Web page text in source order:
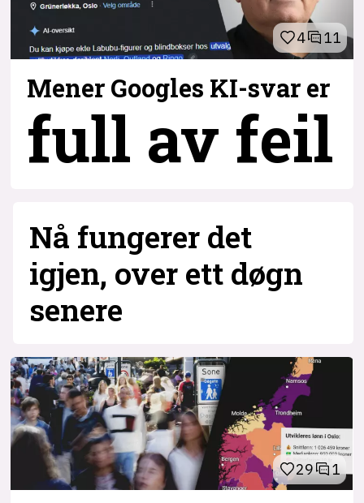
4 11
Mener Googles KI-svar er
full av feil
Nå fungerer det
igjen, over ett døgn
senere
29 1